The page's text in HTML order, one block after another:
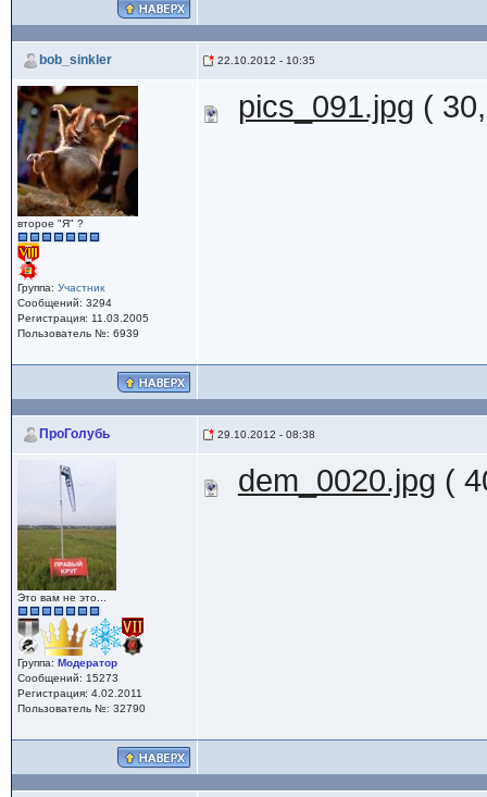
bob_sinkler 22.10.2012 - 10:35
второе "Я" ?
Группа: Участник
Сообщений: 3294
Регистрация: 11.03.2005
Пользователь №: 6939
pics_091.jpg (
ПроГолубь 29.10.2012 - 08:38
Это вам не это...
Группа: Модератор
Сообщений: 15273
Регистрация: 4.02.2011
Пользователь №: 32790
dem_0020.jpg (